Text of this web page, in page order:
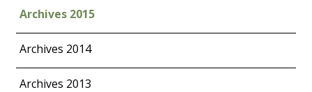
Archives 2015
Archives 2014
Archives 2013